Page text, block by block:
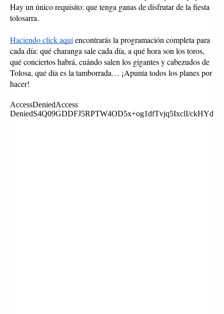
Hay un único requisito: que tenga ganas de disfrutar de la fiesta
tolosarra.
Haciendo click aquí encontrarás la programación completa para
cada día: qué charanga sale cada día, a qué hora son los toros,
qué conciertos habrá, cuándo salen los gigantes y cabezudos de
Tolosa, qué día es la tamborrada… ¡Apunta todos los planes por
hacer!